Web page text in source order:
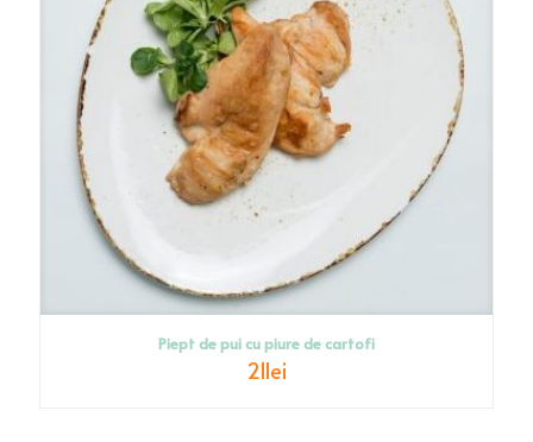
Piept de pui cu piure de cartofi
21lei